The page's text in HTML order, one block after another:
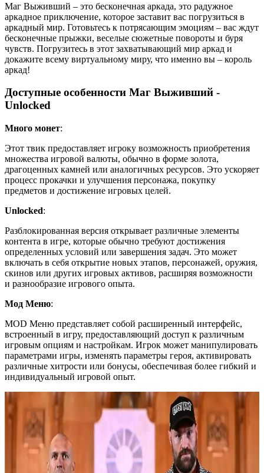
Маг Выживший – это бесконечная аркада, это радужное
аркадное приключение, которое заставит вас погрузиться в
аркадный мир. Готовьтесь к потрясающим эмоциям – вас ждут
бесконечные прыжки, веселые сюжетные повороты и буря
чувств. Погрузитесь в этот захватывающий мир аркад и
докажите всему виртуальному миру, что именно вы – король
аркад!
Доступные особенности Маг Выживший -
Unlocked
Много монет:
Этот твик предоставляет игроку возможность приобретения
множества игровой валюты, обычно в форме золота,
драгоценных камней или аналогичных ресурсов. Это ускоряет
процесс прокачки и улучшения персонажа, покупку
предметов и достижение игровых целей.
Unlocked:
Разблокированная версия открывает различные элементы
контента в игре, которые обычно требуют достижения
определенных условий или завершения задач. Это может
включать в себя открытие новых этапов, персонажей, оружия,
скинов или других игровых активов, расширяя возможности
и разнообразие игрового опыта.
Мод Меню:
MOD Меню представляет собой расширенный интерфейс,
встроенный в игру, предоставляющий доступ к различным
игровым опциям и настройкам. Игрок может манипулировать
параметрами игры, изменять параметры героя, активировать
различные хитрости или бонусы, обеспечивая более гибкий и
индивидуальный игровой опыт.